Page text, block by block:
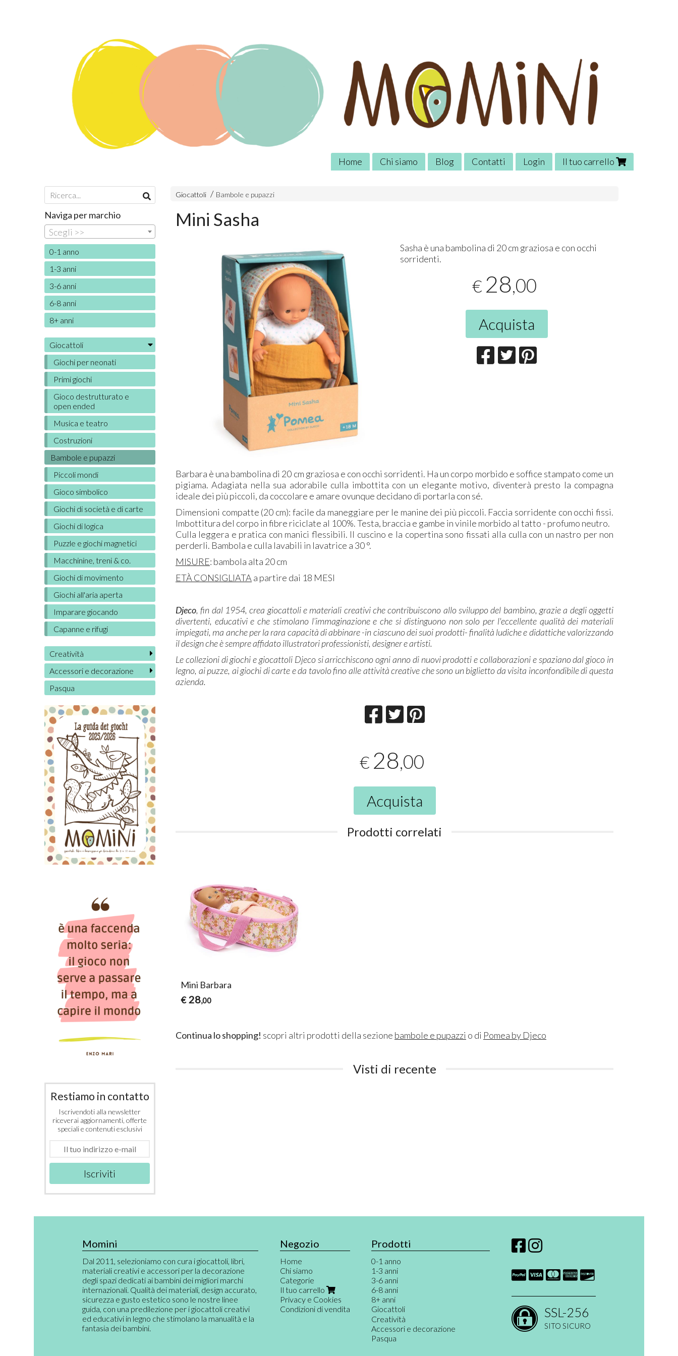
Home Chi siamo Blog Contatti Login Il tuo carrello
Giocattoli Bambole e pupazzi
Mini Sasha
Sasha è una bambolina di 20 cm graziosa e con occhi
sorridenti.
€ 28,00
Acquista
Barbara è una bambolina di 20 cm graziosa e con occhi sorridenti. Ha un corpo morbido e soffice stampato come un
pigiama. Adagiata nella sua adorabile culla imbottita con un elegante motivo, diventerà presto la compagna
ideale dei più piccoli, da coccolare e amare ovunque decidano di portarla con sé.
Dimensioni compatte (20 cm): facile da maneggiare per le manine dei più piccoli. Faccia sorridente con occhi fissi.
Imbottitura del corpo in fibre riciclate al 100%. Testa, braccia e gambe in vinile morbido al tatto - profumo neutro.
Culla leggera e pratica con manici flessibili. Il cuscino e la copertina sono fissati alla culla con un nastro per non
perderli. Bambola e culla lavabili in lavatrice a 30 °.
MISURE: bambola alta 20 cm
ETÀ CONSIGLIATA a partire dai 18 MESI
Djeco, fin dal 1954, crea giocattoli e materiali creativi che contribuiscono allo sviluppo del bambino, grazie a degli oggetti
divertenti, educativi e che stimolano l’immaginazione e che si distinguono non solo per l'eccellente qualità dei materiali
impiegati, ma anche per la rara capacità di abbinare -in ciascuno dei suoi prodotti- finalità ludiche e didattiche valorizzando
il design che è sempre affidato illustratori professionisti, designer e artisti.
Le collezioni di giochi e giocattoli Djeco si arricchiscono ogni anno di nuovi prodotti e collaborazioni e spaziano dal gioco in
legno, ai puzze, ai giochi di carte e da tavolo fino alle attività creative che sono un biglietto da visita inconfondibile di questa
azienda.
€ 28,00
Acquista
Prodotti correlati
Mini Barbara
€ 28,00
Continua lo shopping! scopri altri prodotti della sezione bambole e pupazzi o di Pomea by Djeco
Visti di recente
Naviga per marchio
Scegli >>
0-1 anno
1-3 anni
3-6 anni
6-8 anni
8+ anni
Giocattoli
Giochi per neonati
Primi giochi
Gioco destrutturato e
open ended
Musica e teatro
Costruzioni
Bambole e pupazzi
Piccoli mondi
Gioco simbolico
Giochi di società e di carte
Giochi di logica
Puzzle e giochi magnetici
Macchinine, treni & co.
Giochi di movimento
Giochi all'aria aperta
Imparare giocando
Capanne e rifugi
Creatività
Accessori e decorazione
Pasqua
Restiamo in contatto
Iscrivendoti alla newsletter
riceverai aggiornamenti, offerte
speciali e contenuti esclusivi
Iscriviti
Momini
Dal 2011, selezioniamo con cura i giocattoli, libri,
materiali creativi e accessori per la decorazione
degli spazi dedicati ai bambini dei migliori marchi
internazionali. Qualità dei materiali, design accurato,
sicurezza e gusto estetico sono le nostre linee
guida, con una predilezione per i giocattoli creativi
ed educativi in legno che stimolano la manualità e la
fantasia dei bambini.
Negozio
Home
Chi siamo
Categorie
Il tuo carrello
Privacy e Cookies
Condizioni di vendita
Prodotti
0-1 anno
1-3 anni
3-6 anni
6-8 anni
8+ anni
Giocattoli
Giochi per neonati
Primi giochi
Gioco destrutturato e open ended
Creatività
Accessori e decorazione
Pasqua
SSL-256
SITO SICURO